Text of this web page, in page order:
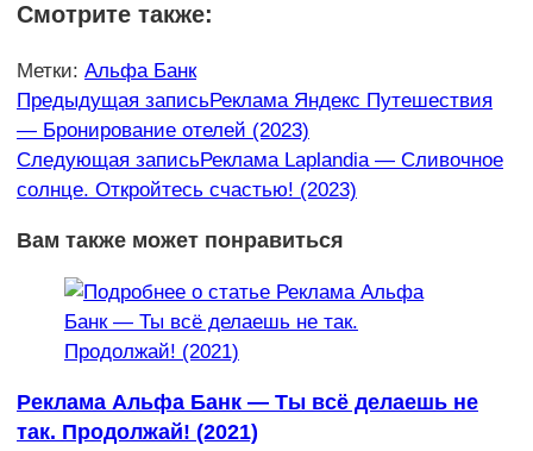
Смотрите также:
Метки: Альфа Банк
Еще
статьи
Предыдущая записьРеклама Яндекс Путешествия
— Бронирование отелей (2023)
Следующая записьРеклама Laplandia — Сливочное
солнце. Откройтесь счастью! (2023)
Вам также может понравиться
Реклама Альфа Банк — Ты всё делаешь не
так. Продолжай! (2021)